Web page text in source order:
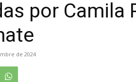
por Camila
de 2024